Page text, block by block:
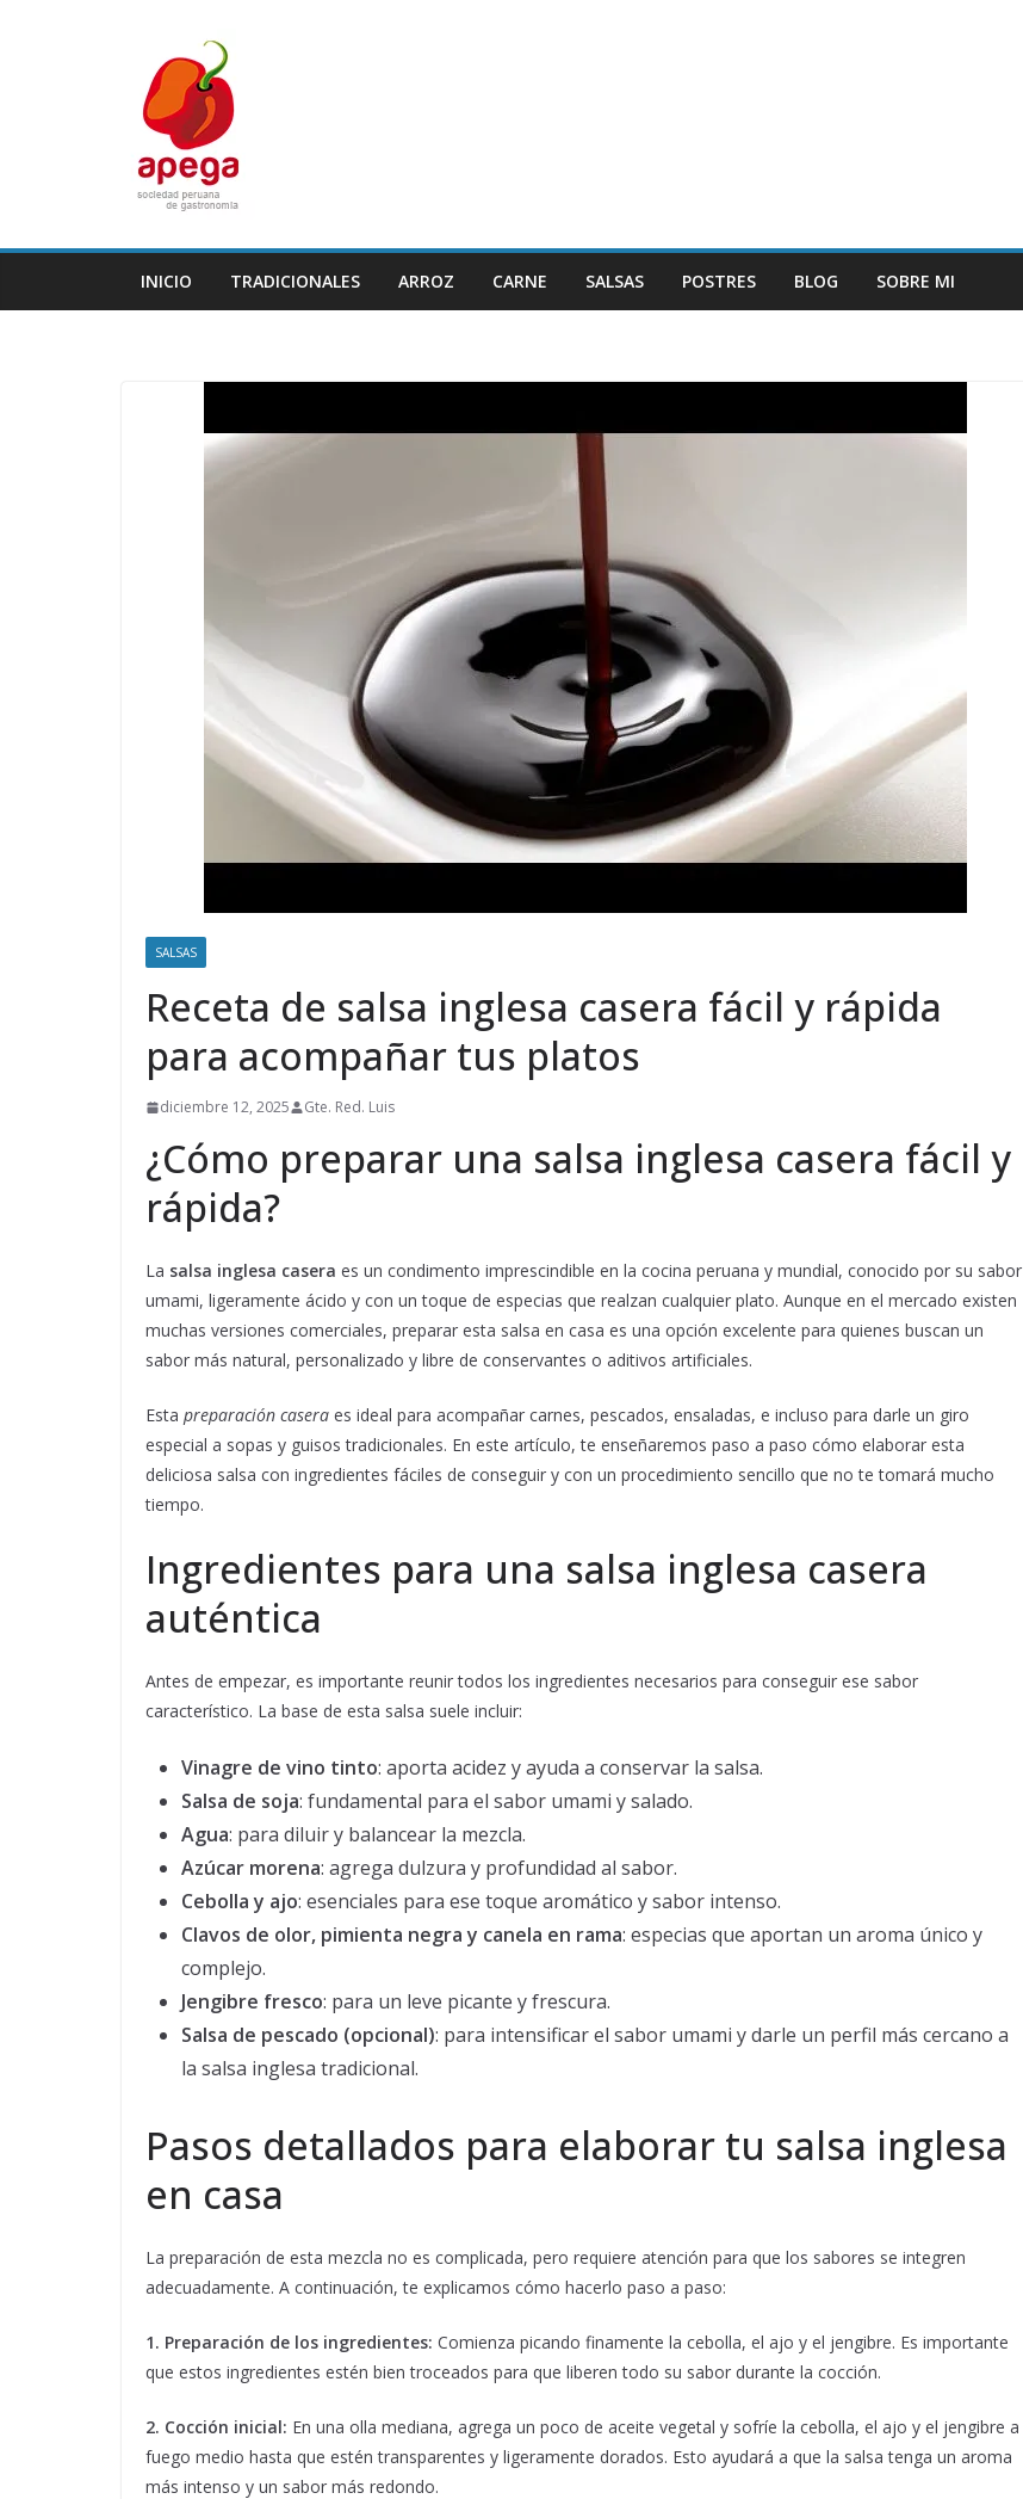
INICIO TRADICIONALES ARROZ CARNE SALSAS POSTRES BLOG SOBRE MI
SALSAS
Receta de salsa inglesa casera fácil y rápida
para acompañar tus platos
diciembre 12, 2025 Gte. Red. Luis
¿Cómo preparar una salsa inglesa casera fácil y
rápida?
La salsa inglesa casera es un condimento imprescindible en la cocina peruana y mundial, conocido por su sabor
umami, ligeramente ácido y con un toque de especias que realzan cualquier plato. Aunque en el mercado existen
muchas versiones comerciales, preparar esta salsa en casa es una opción excelente para quienes buscan un
sabor más natural, personalizado y libre de conservantes o aditivos artificiales.
Esta preparación casera es ideal para acompañar carnes, pescados, ensaladas, e incluso para darle un giro
especial a sopas y guisos tradicionales. En este artículo, te enseñaremos paso a paso cómo elaborar esta
deliciosa salsa con ingredientes fáciles de conseguir y con un procedimiento sencillo que no te tomará mucho
tiempo.
Ingredientes para una salsa inglesa casera
auténtica
Antes de empezar, es importante reunir todos los ingredientes necesarios para conseguir ese sabor
característico. La base de esta salsa suele incluir:
Vinagre de vino tinto: aporta acidez y ayuda a conservar la salsa.
Salsa de soja: fundamental para el sabor umami y salado.
Agua: para diluir y balancear la mezcla.
Azúcar morena: agrega dulzura y profundidad al sabor.
Cebolla y ajo: esenciales para ese toque aromático y sabor intenso.
Clavos de olor, pimienta negra y canela en rama: especias que aportan un aroma único y
complejo.
Jengibre fresco: para un leve picante y frescura.
Salsa de pescado (opcional): para intensificar el sabor umami y darle un perfil más cercano a
la salsa inglesa tradicional.
Pasos detallados para elaborar tu salsa inglesa
en casa
La preparación de esta mezcla no es complicada, pero requiere atención para que los sabores se integren
adecuadamente. A continuación, te explicamos cómo hacerlo paso a paso:
1. Preparación de los ingredientes: Comienza picando finamente la cebolla, el ajo y el jengibre. Es importante
que estos ingredientes estén bien troceados para que liberen todo su sabor durante la cocción.
2. Cocción inicial: En una olla mediana, agrega un poco de aceite vegetal y sofríe la cebolla, el ajo y el jengibre a
fuego medio hasta que estén transparentes y ligeramente dorados. Esto ayudará a que la salsa tenga un aroma
más intenso y un sabor más redondo.